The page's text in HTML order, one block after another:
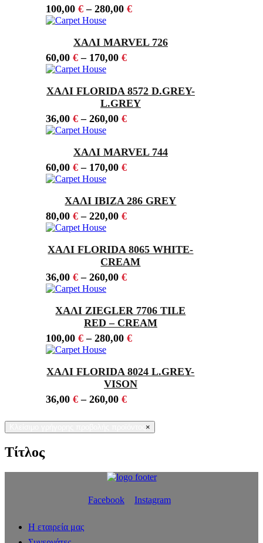
100,00 €– 280,00 €
ΧΑΛΙ MARVEL 726
60,00 €– 170,00 €
ΧΑΛΙ FLORIDA 8572 D.GREY-
L.GREY
36,00 €– 260,00 €
ΧΑΛΙ MARVEL 744
60,00 €– 170,00 €
ΧΑΛΙ IBIZA 286 GREY
80,00 €– 220,00 €
ΧΑΛΙ FLORIDA 8065 WHITE-
CREAM
36,00 €– 260,00 €
ΧΑΛΙ ZIEGLER 7706 TILE
RED – CREAM
100,00 €– 280,00 €
ΧΑΛΙ FLORIDA 8024 L.GREY-
VISON
36,00 €– 260,00 €
×
Τίτλος
Facebook Instagram
Η εταιρεία μας